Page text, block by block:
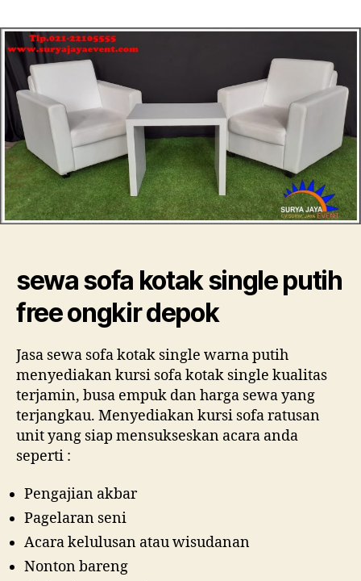
Putih
Free
sewa sofa kotak single putih
free ongkir depok
Jasa sewa sofa kotak single warna putih
menyediakan kursi sofa kotak single kualitas
terjamin, busa empuk dan harga sewa yang
terjangkau. Menyediakan kursi sofa ratusan
unit yang siap mensukseskan acara anda
seperti :
Pengajian akbar
Pagelaran seni
Acara kelulusan atau wisudanan
Nonton bareng